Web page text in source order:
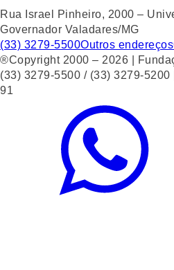
Rua Israel Pinheiro, 2000 –
Governador Valadares/MG
(33) 3279-5500Outros endereços
®Copyright 2000 – 2026 |
(33) 3279-5500 / (33) 3279-
91